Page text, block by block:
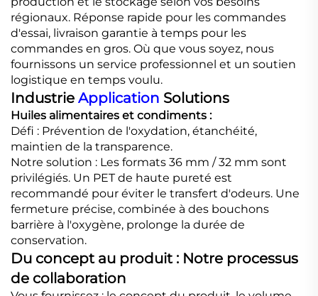
régionaux. Réponse rapide pour les commandes
d'essai, livraison garantie à temps pour les
commandes en gros. Où que vous soyez, nous
fournissons un service professionnel et un soutien
logistique en temps voulu.
Industrie Application Solutions
Huiles alimentaires et condiments :
Défi : Prévention de l'oxydation, étanchéité,
maintien de la transparence.
Notre solution : Les formats 36 mm / 32 mm sont
privilégiés. Un PET de haute pureté est
recommandé pour éviter le transfert d'odeurs. Une
fermeture précise, combinée à des bouchons
barrière à l'oxygène, prolonge la durée de
conservation.
Du concept au produit : Notre processus
de collaboration